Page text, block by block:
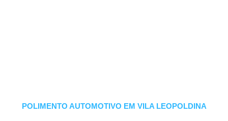
POLIMENTO AUTOMOTIVO EM VILA LEOPOLDINA